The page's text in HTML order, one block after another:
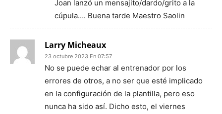
Joan lanzó un mensajito/dardo/grito a la
cúpula…. Buena tarde Maestro Saolin
Larry Micheaux
23 octubre 2023 En 07:57
No se puede echar al entrenador por los
errores de otros, a no ser que esté implicado
en la configuración de la plantilla, pero eso
nunca ha sido así. Dicho esto, el viernes